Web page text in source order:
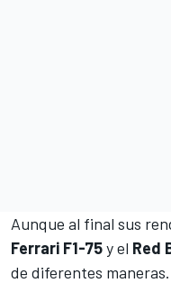
Aunque al final sus
Ferrari F1-75y el Red
de diferentes